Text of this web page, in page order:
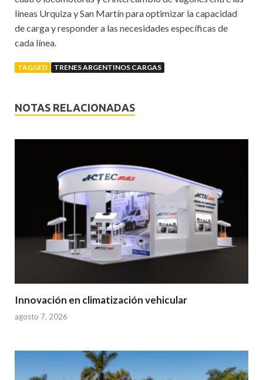
líneas Urquiza y San Martín para optimizar la capacidad
de carga y responder a las necesidades específicas de
cada línea.
TAGGED TRENES ARGENTINOS CARGAS
NOTAS RELACIONADAS
Innovación en climatización vehicular
agosto 7, 2026